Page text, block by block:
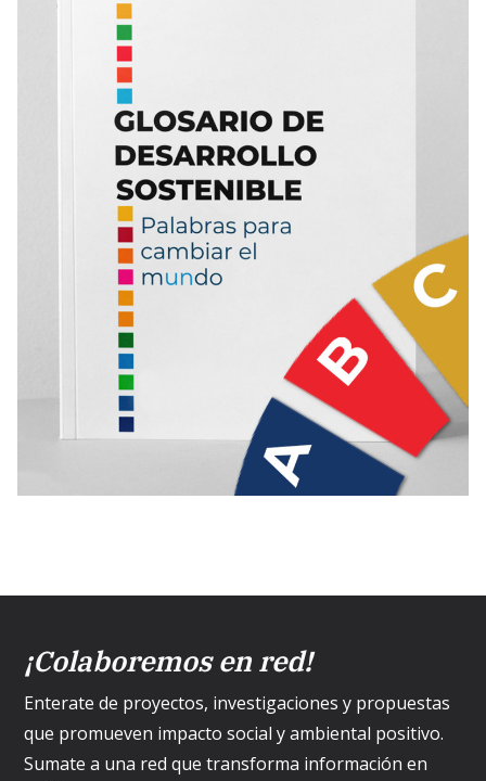
¡Colaboremos en red!
Enterate de proyectos, investigaciones y propuestas
que promueven impacto social y ambiental positivo.
Sumate a una red que transforma información en